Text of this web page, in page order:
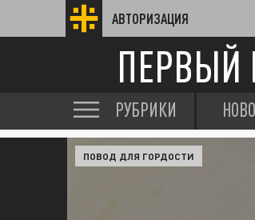
АВТОРИЗАЦИЯ
ПЕРВЫЙ
РУБРИКИ
ПОВОД ДЛЯ ГОРДОСТИ